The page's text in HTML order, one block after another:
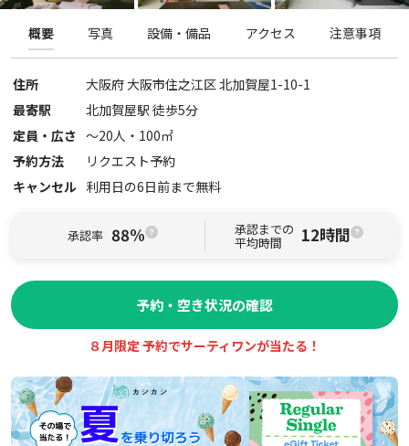
概要 写真 設備・備品 アクセス 注意事項
住所 大阪府大阪市住之江区北加賀屋1-10-1
最寄駅
北加賀屋駅 徒歩5分
定員・広さ 〜20人・ 100㎡
予約方法
リクエスト予約
キャンセル 利用日の6日前まで無料
承認率 88% 承認までの
平均時間 12時間
予約・空き状況の確認
８月限定 予約でサーティワンが当たる！